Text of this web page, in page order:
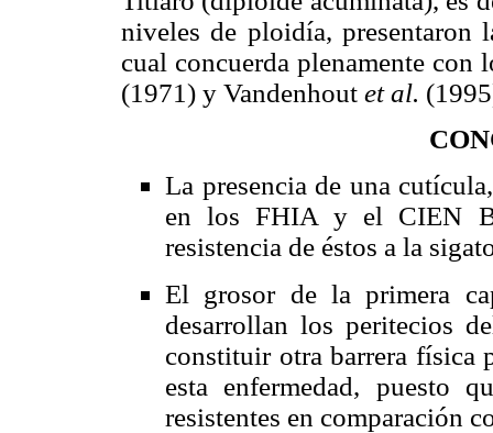
niveles de ploidía, presentaron
cual concuerda plenamente con
(1971) y Vandenhout et al.
La presencia de una
en los FHIA y el CIEN
resistencia de éstos a la
El grosor de la primera
desarrollan los peritecios
constituir otra barrera física
esta enfermedad, puesto
resistentes en comparación